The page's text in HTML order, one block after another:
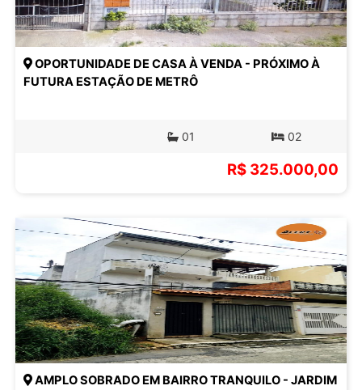
OPORTUNIDADE DE CASA À VENDA - PRÓXIMO À
FUTURA ESTAÇÃO DE METRÔ
01 02
R$ 325.000,00
AMPLO SOBRADO EM BAIRRO TRANQUILO - JARDIM